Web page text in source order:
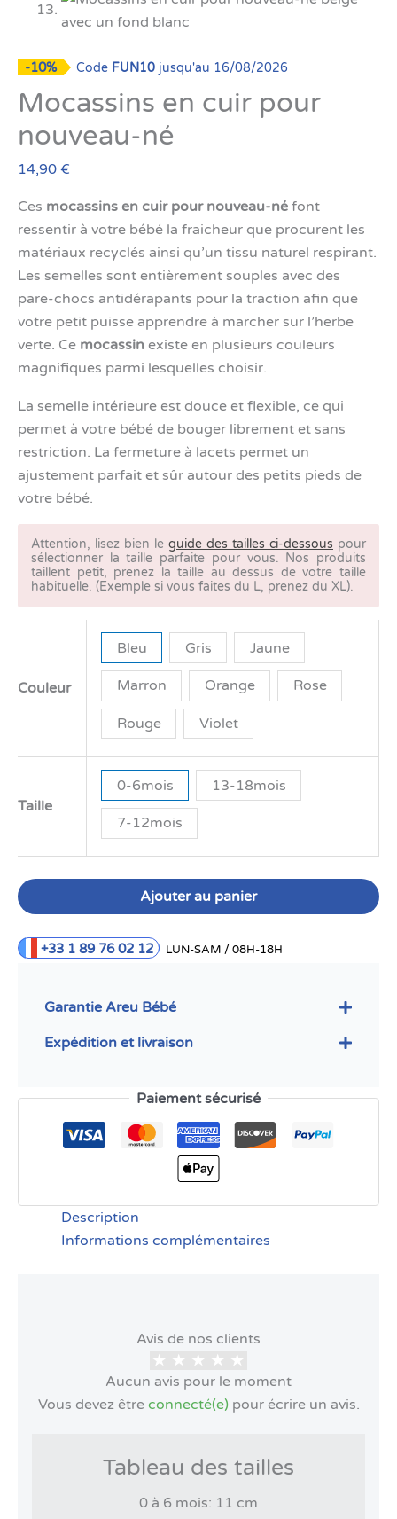
-10% Code FUN10 jusqu'au 16/08/2026
Mocassins en cuir pour
nouveau-né
14,90 €
Ces mocassins en cuir pour nouveau-né font
ressentir à votre bébé la fraicheur que procurent les
matériaux recyclés ainsi qu’un tissu naturel respirant.
Les semelles sont entièrement souples avec des
pare-chocs antidérapants pour la traction afin que
votre petit puisse apprendre à marcher sur l’herbe
verte. Ce mocassin existe en plusieurs couleurs
magnifiques parmi lesquelles choisir.
La semelle intérieure est douce et flexible, ce qui
permet à votre bébé de bouger librement et sans
restriction. La fermeture à lacets permet un
ajustement parfait et sûr autour des petits pieds de
votre bébé.
Attention, lisez bien le guide des tailles ci-dessous pour
sélectionner la taille parfaite pour vous. Nos produits
taillent petit, prenez la taille au dessus de votre taille
habituelle. (Exemple si vous faites du L, prenez du XL).
Couleur
Bleu Gris Jaune
Marron Orange Rose
Rouge Violet
Taille
0-6mois 13-18mois
7-12mois
Ajouter au panier
+33 1 89 76 02 12 LUN-SAM / 08H-18H
Garantie Areu Bébé
Expédition et livraison
Paiement sécurisé
Description
Informations complémentaires
Avis de nos clients
Aucun avis pour le moment
Vous devez être connecté(e)pour écrire un avis.
Tableau des tailles
0 à 6 mois: 11 cm